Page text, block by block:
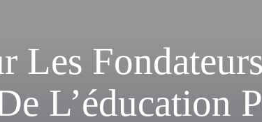
Les
L’éducation